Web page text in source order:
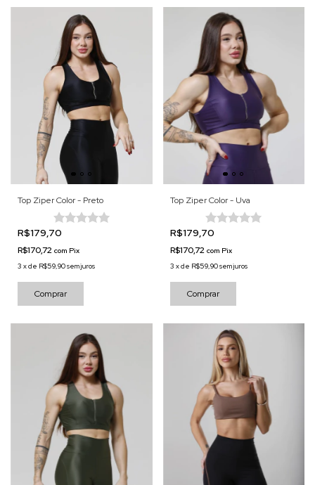
Top Ziper Color - Preto
R$179,70
R$170,72 com Pix
3 xde R$59,90sem juros
Comprar
Top Ziper Color - Uva
R$179,70
R$170,72 com Pix
3 xde R$59,90sem juros
Comprar